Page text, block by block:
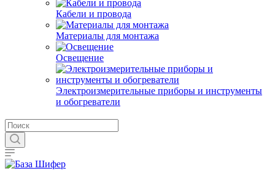
Кабели и провода
Материалы для монтажа
Освещение
Электроизмерительные приборы и инструменты
и обогреватели